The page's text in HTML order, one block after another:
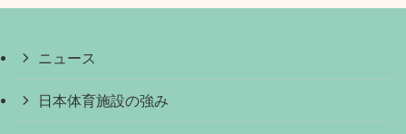
ニュース
日本体育施設の強み